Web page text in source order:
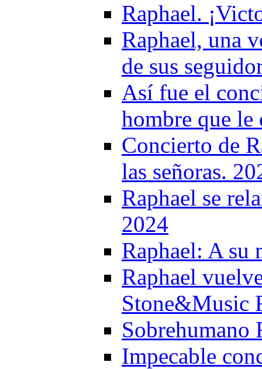
Raphael.
Raphael, una
de sus
Así fue el
hombre que le
Concierto de
las señoras.
Raphael se
2024
Raphael: A su
Raphael
Stone&Music
Sobrehumano
Impecable